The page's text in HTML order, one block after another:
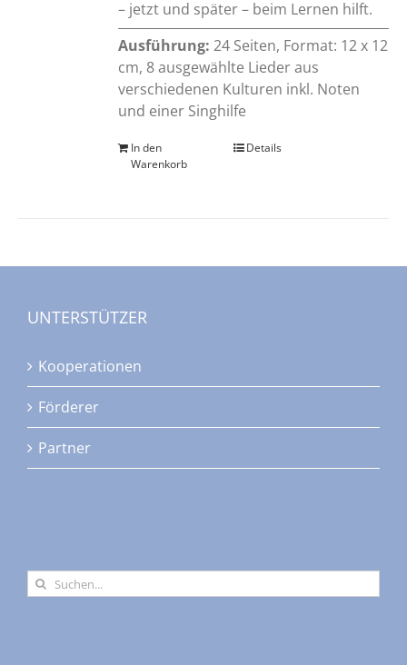
– jetzt und später – beim Lernen hilft.
Ausführung: 24 Seiten, Format: 12 x 12
cm, 8 ausgewählte Lieder aus
verschiedenen Kulturen inkl. Noten
und einer Singhilfe
In den
Warenkorb
Details
UNTERSTÜTZER
Kooperationen
Förderer
Partner
Suche
nach: